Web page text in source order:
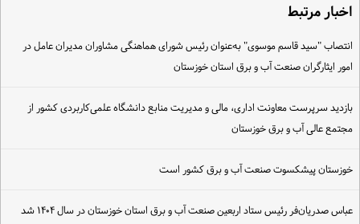
اخبار مرتبط
انتصاب "سید قاسم موسوی" به‌عنوان رئیس شورای هماهنگی مشاوران مدیران عامل در
امور ایثارگران صنعت آب و برق استان خوزستان
بازدید سرپرست معاونت اداری، مالی و مدیریت منابع دانشگاه علمی‌کاربردی کشور از
مجتمع عالی آب و برق خوزستان
خوزستان پیشکسوت صنعت آب و برق کشور است
عباس صدریان‌فر رئیس ستاد اربعین صنعت آب و برق استان خوزستان در سال ۱۴۰۴ شد